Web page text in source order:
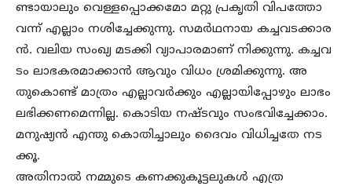
ണ്ടായാലും വെള്ളപ്പൊക്കമോ മറ്റു പ്രകൃതി വിപത്തോ
വന്ന് എല്ലാം നശിച്ചേക്കുന്നു. സമർഥനായ കച്ചവടക്കാര
ൻ. വലിയ സംഖ്യ മടക്കി വ്യാപാരമാണ് നിക്കുന്നു. കച്ചവ
ടം ലാഭകരമാക്കാൻ ആവും വിധം ശ്രമിക്കുന്നു. അ
തുകൊണ്ട് മാത്രം എല്ലാവർക്കും എല്ലായിപ്പോഴും ലാഭം
ലഭിക്കണമെന്നില്ല. കൊടിയ നഷ്ടവും സംഭവിച്ചേക്കാം.
മനുഷ്യൻ എന്തു കൊതിച്ചാലും ദൈവം വിധിച്ചതേ നട
ക്കൂ.
അതിനാൽ നമ്മുടെ കണക്കുകൂട്ടലുകൾ എത്ര